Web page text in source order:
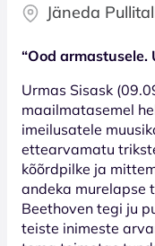
Jäneda
“Ood armastusele.
Urmas Sisask
maailmatasemel
imeilusatele
ettearvamatu
kõõrdpilke ja
andeka murelapse
Beethoven tegi ju
teiste inimeste